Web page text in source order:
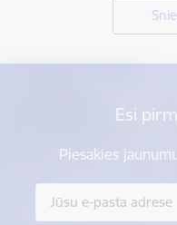
Esi
Piesakies